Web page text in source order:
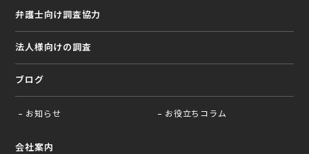
弁護⼠向け調査協⼒
法⼈様向けの調査
ブログ
お知らせ お役⽴ちコラム
会社案内